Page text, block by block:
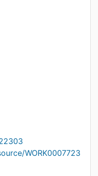
WORK0007723